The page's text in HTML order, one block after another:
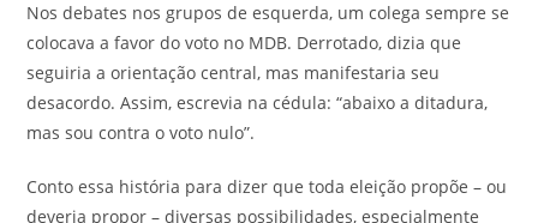
Nos debates nos grupos de esquerda, um colega sempre se
colocava a favor do voto no MDB. Derrotado, dizia que
seguiria a orientação central, mas manifestaria seu
desacordo. Assim, escrevia na cédula: “abaixo a ditadura,
mas sou contra o voto nulo”.
Conto essa história para dizer que toda eleição propõe – ou
deveria propor – diversas possibilidades, especialmente